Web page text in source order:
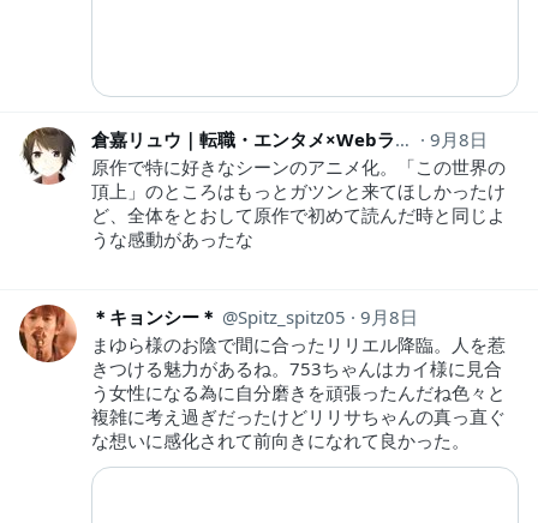
倉嘉リュウ｜転職・エンタメ×Webライター
9月8日
原作で特に好きなシーンのアニメ化。「この世界の
頂上」のところはもっとガツンと来てほしかったけ
ど、全体をとおして原作で初めて読んだ時と同じよ
うな感動があったな
＊キョンシー＊ Spitz_spitz05
9月8日
まゆら様のお陰で間に合ったリリエル降臨。人を惹
きつける魅力があるね。753ちゃんはカイ様に見合
う女性になる為に自分磨きを頑張ったんだね色々と
複雑に考え過ぎだったけどリリサちゃんの真っ直ぐ
な想いに感化されて前向きになれて良かった。